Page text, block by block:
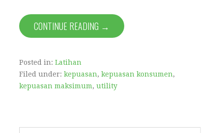
CONTINUE READING →
Posted in: Latihan
Filed under: kepuasan, kepuasan konsumen,
kepuasan maksimum, utility